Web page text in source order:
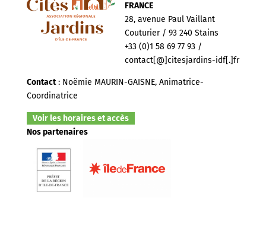
FRANCE
28, avenue Paul Vaillant
Couturier / 93 240 Stains
+33 (0)1 58 69 77 93 /
contact[@]citesjardins-idf[.]fr
Contact: Noëmie MAURIN-GAISNE, Animatrice-
Coordinatrice
Voir les horaires et accès
Nos partenaires